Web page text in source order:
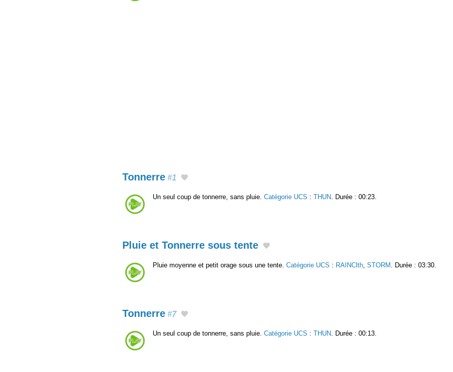
Tonnerre #1
Un seul coup de tonnerre, sans pluie. Catégorie UCS : THUN. Durée : 00:23.
Pluie et Tonnerre sous tente
Pluie moyenne et petit orage sous une tente. Catégorie UCS : RAINClth, STORM . Durée : 03:30.
Tonnerre #7
Un seul coup de tonnerre, sans pluie. Catégorie UCS : THUN . Durée : 00:13.